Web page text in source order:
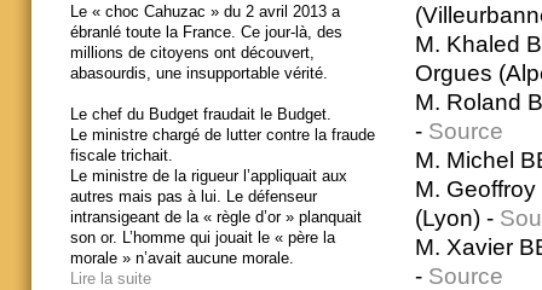
M. Khaled
Orgues
M. Roland
- Source
M. Michel
M.
(Lyon) -
M. Xavier
- Source
Le « choc Cahuzac » du 2 avril 2013 a
ébranlé toute la France. Ce jour-là, des
millions de citoyens ont découvert,
abasourdis, une insupportable vérité.
Le chef du Budget fraudait le Budget.
Le ministre chargé de lutter contre la fraude
fiscale trichait.
Le ministre de la rigueur l’appliquait aux
autres mais pas à lui. Le défenseur
intransigeant de la « règle d’or » planquait
son or. L’homme qui jouait le « père la
morale » n’avait aucune morale.
Lire la suite